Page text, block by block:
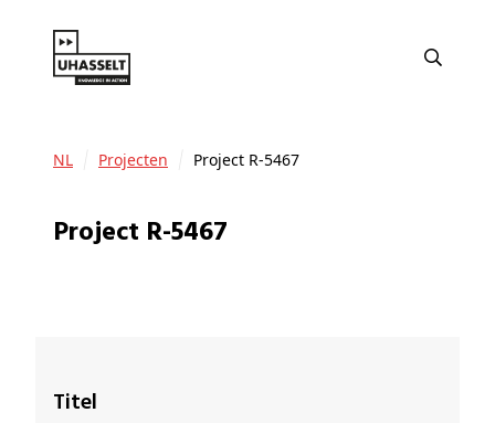
NL Projecten Project R-5467
Project R-5467
Titel